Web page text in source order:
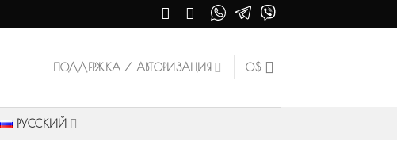
ПОДДЕРЖКА / АВТОРИЗАЦИЯ 0$
РУССКИЙ